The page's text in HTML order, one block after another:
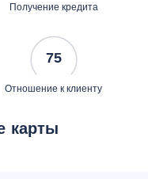
Получение кредита
75
Отношение к клиенту
карты